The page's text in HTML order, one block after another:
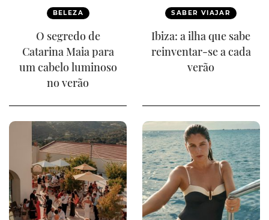
BELEZA
O segredo de
Catarina Maia para
um cabelo luminoso
no verão
SABER VIAJAR
Ibiza: a ilha que sabe
reinventar-se a cada
verão